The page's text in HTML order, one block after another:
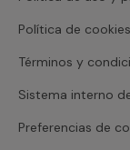
Política de cookies
Términos y
Sistema interno
Preferencias de